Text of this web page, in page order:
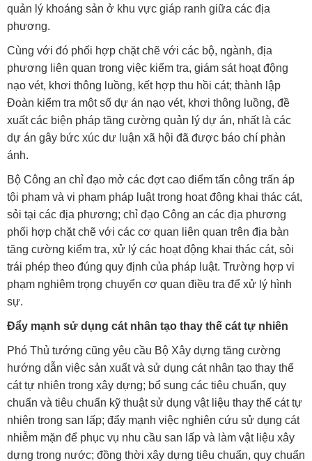
quản lý khoáng sản ở khu vực giáp ranh giữa các địa
phương.
Cùng với đó phối hợp chặt chẽ với các bộ, ngành, địa
phương liên quan trong việc kiểm tra, giám sát hoạt động
nạo vét, khơi thông luồng, kết hợp thu hồi cát; thành lập
Đoàn kiểm tra một số dự án nạo vét, khơi thông luồng, đề
xuất các biện pháp tăng cường quản lý dự án, nhất là các
dự án gây bức xúc dư luận xã hội đã được báo chí phản
ánh.
Bộ Công an chỉ đạo mở các đợt cao điểm tấn công trấn áp
tội phạm và vi phạm pháp luật trong hoạt động khai thác cát,
sỏi tại các địa phương; chỉ đạo Công an các địa phương
phối hợp chặt chẽ với các cơ quan liên quan trên địa bàn
tăng cường kiểm tra, xử lý các hoạt động khai thác cát, sỏi
trái phép theo đúng quy định của pháp luật. Trường hợp vi
phạm nghiêm trọng chuyển cơ quan điều tra để xử lý hình
sự.
Đẩy mạnh sử dụng cát nhân tạo thay thế cát tự nhiên
Phó Thủ tướng cũng yêu cầu Bộ Xây dựng tăng cường
hướng dẫn việc sản xuất và sử dụng cát nhân tạo thay thế
cát tự nhiên trong xây dựng; bổ sung các tiêu chuẩn, quy
chuẩn và tiêu chuẩn kỹ thuật sử dụng vật liệu thay thế cát tự
nhiên trong san lấp; đẩy mạnh việc nghiên cứu sử dụng cát
nhiễm mặn để phục vụ nhu cầu san lấp và làm vật liệu xây
dựng trong nước; đồng thời xây dựng tiêu chuẩn, quy chuẩn